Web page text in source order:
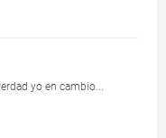
yo en cambio...